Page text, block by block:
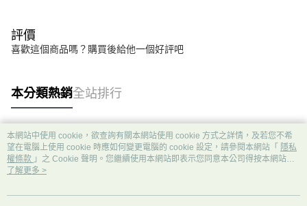
評價
喜歡這個商品嗎？購買後給他一個好評吧
本分類熱銷全站排行
熱門標籤
本網站中使用 cookie，欲查詢有關本網站使用 cookie 方式之詳情，及若您不希
望在電腦上使用 cookie 時應如何變更電腦的 cookie 設定，請參閱本網站「 隱私
權條款 」之 Cookie 聲明。您繼續使用本網站即表示您同意本公司得按本網站使
用條款之 Cookie 聲明使用 cookie。
了解更多 >